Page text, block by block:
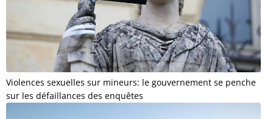
Violences sexuelles sur mineurs: le gouvernement se penche
sur les défaillances des enquêtes